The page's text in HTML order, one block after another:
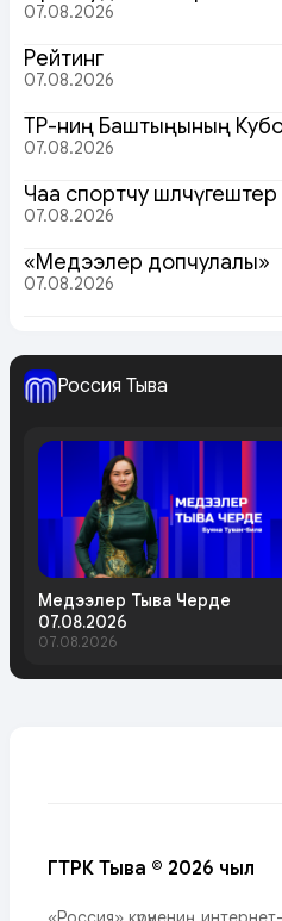
07.08.2026
Рейтинг
07.08.2026
ТР-ниң Баштыңының
07.08.2026
Чаа спортчу шөлчүгештер
07.08.2026
«Медээлер допчулалы»
07.08.2026
Россия Тыва
Медээлер Тыва Черде
07.08.2026
07.08.2026
ГТРК Тыва © 2026 чыл